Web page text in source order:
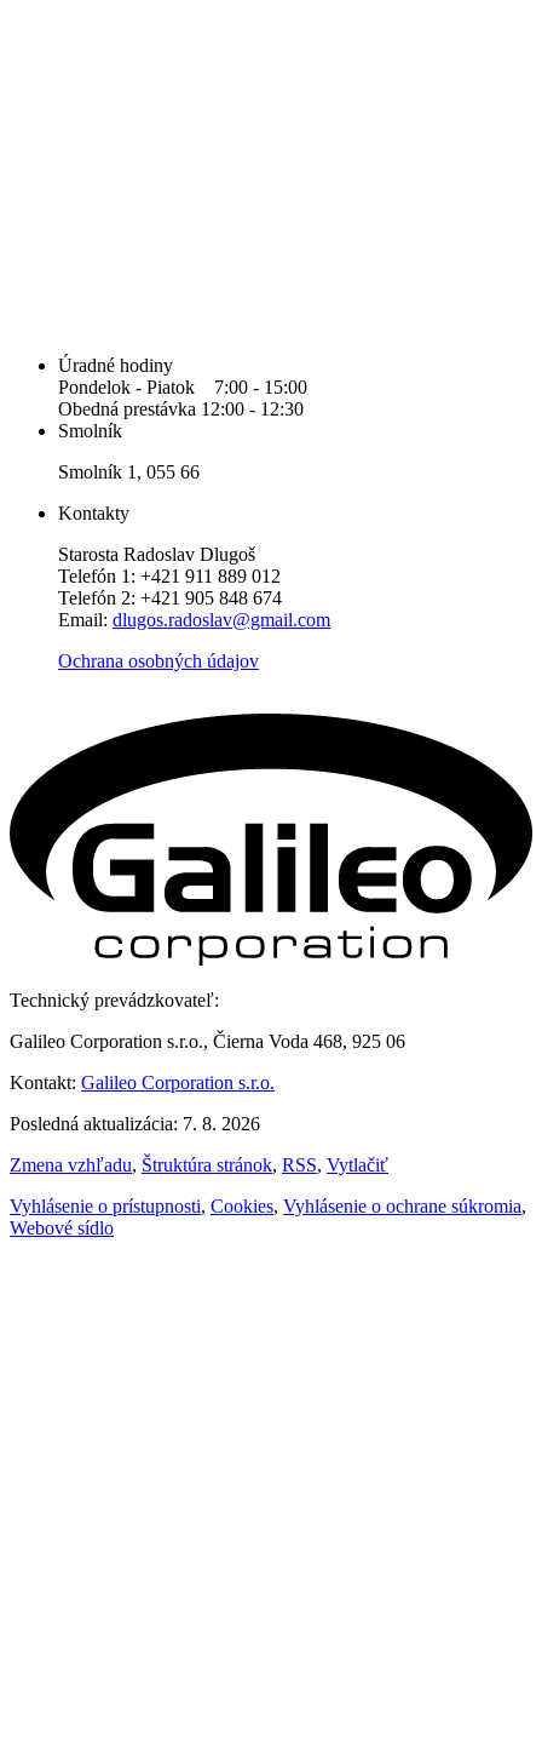
Úradné hodiny
Pondelok - Piatok 7:00 - 15:00
Obedná prestávka 12:00 - 12:30
Smolník
Smolník 1, 055 66
Kontakty
Starosta Radoslav Dlugoš
Telefón 1: +421 911 889 012
Telefón 2: +421 905 848 674
Email: dlugos.radoslav@gmail.com
Ochrana osobných údajov
Technický prevádzkovateľ:
Galileo Corporation s.r.o., Čierna Voda 468, 925 06
Kontakt: Galileo Corporation s.r.o.
Posledná aktualizácia: 7. 8. 2026
Zmena vzhľadu, Štruktúra stránok, RSS, Vytlačiť
Vyhlásenie o prístupnosti, Cookies, Vyhlásenie o ochrane súkromia,
Webové sídlo